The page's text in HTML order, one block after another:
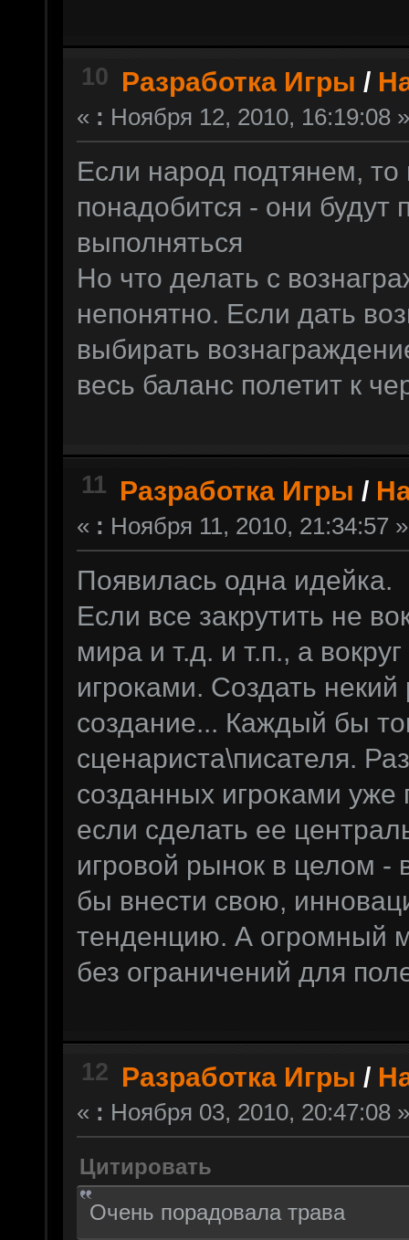
10 Разработка Игры /
« : Ноября 12, 2010, 16:19:08 »
Если народ подтянем, то
понадобится - они будут
выполняться
Но что делать с
непонятно. Если дать
выбирать
весь баланс полетит к
11 Разработка Игры /
« : Ноября 11, 2010, 21:34:57 »
Появилась одна идейка.
Если все закрутить не
мира и т.д. и т.п., а
игроками. Создать
создание... Каждый бы
сценариста\писателя.
созданных игроками уже
если сделать ее
игровой рынок в целом -
бы внести свою,
тенденцию. А огромный
без ограничений для
12 Разработка Игры /
« : Ноября 03, 2010, 20:47:08 »
Цитировать
Очень порадовала трава